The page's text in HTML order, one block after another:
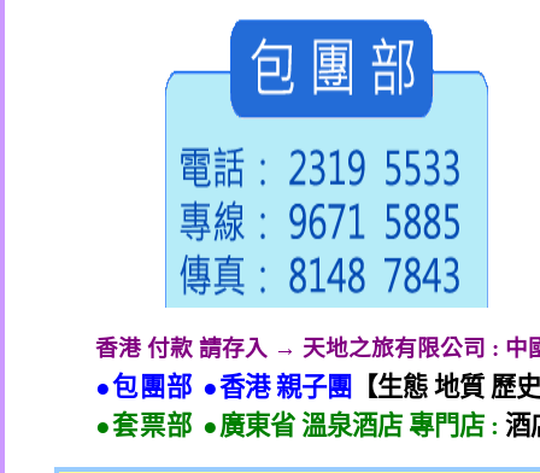
香港 付款 請存入 → 天地之旅有限公司 : 中
●包團部 ●香港 親子團
【生態 地質 歷
●套票部 ●廣東省 溫泉酒店 專門店 : 酒